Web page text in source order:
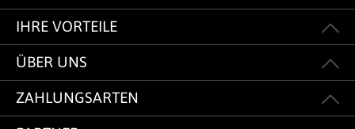
IHRE VORTEILE
ÜBER UNS
ZAHLUNGSARTEN